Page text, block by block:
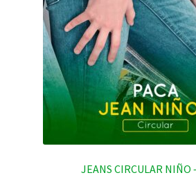
JEANS CIRCULAR NIÑO